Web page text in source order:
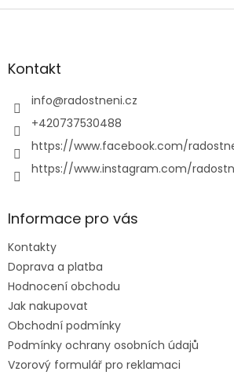
Z
aKontakt
info@radostneni.cz
+420737530488
https://www.facebook.com/
https://www.instagram.com/
Informace pro vás
Kontakty
Doprava a platba
Hodnocení obchodu
Jak nakupovat
Obchodní podmínky
Podmínky ochrany osobních údajů
Vzorový formulář pro reklamaci